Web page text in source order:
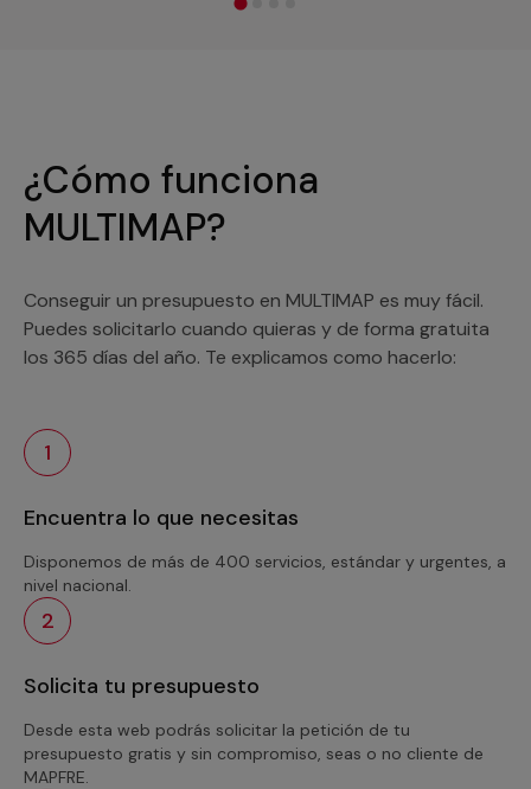
¿Cómo funciona
MULTIMAP?
Conseguir un presupuesto en MULTIMAP es muy fácil.
Puedes solicitarlo cuando quieras y de forma gratuita
los 365 días del año. Te explicamos como hacerlo:
1
Encuentra lo que necesitas
Disponemos de más de 400 servicios, estándar y urgentes, a
nivel nacional.
2
Solicita tu presupuesto
Desde esta web podrás solicitar la petición de tu
presupuesto gratis y sin compromiso, seas o no cliente de
MAPFRE.